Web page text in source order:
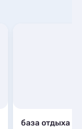
база отдыха